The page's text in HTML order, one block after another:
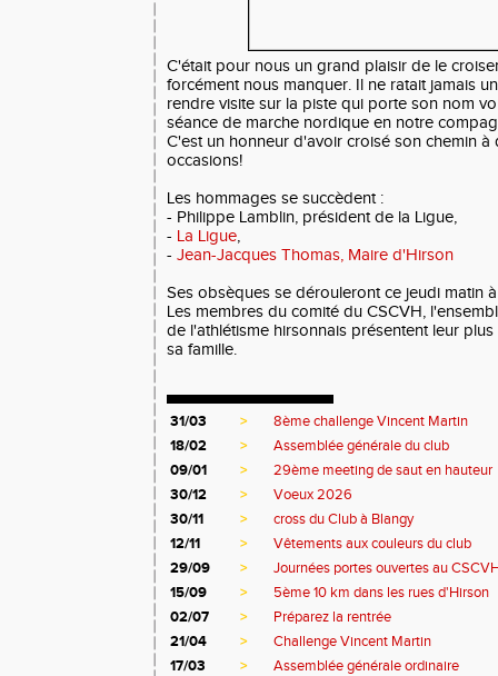
C'était pour nous un grand plaisir de le
forcément nous manquer. Il ne ratait jamais
rendre visite sur la piste qui porte son nom
séance de marche nordique en notre
C'est un honneur d'avoir croisé son chemin à
occasions!
Les hommages se succèdent :
- Philippe Lamblin, président de la Ligue,
- La Ligue,
- Jean-Jacques Thomas, Maire d'Hirson
Ses obsèques se dérouleront ce jeudi matin
Les membres du comité du CSCVH,
de l'athlétisme hirsonnais présentent leur
sa famille.
31/03 >
8ème challenge Vincent Martin
18/02
>
Assemblée générale du club
09/01
>
29ème meeting de saut en hauteur
30/12
>
Voeux 2026
30/11
>
cross du Club à Blangy
12/11
>
Vêtements aux couleurs du club
29/09
>
Journées portes ouvertes au
15/09
>
5ème 10 km dans les rues d'Hirson
02/07
>
Préparez la rentrée
21/04
>
Challenge Vincent Martin
17/03
>
Assemblée générale ordinaire